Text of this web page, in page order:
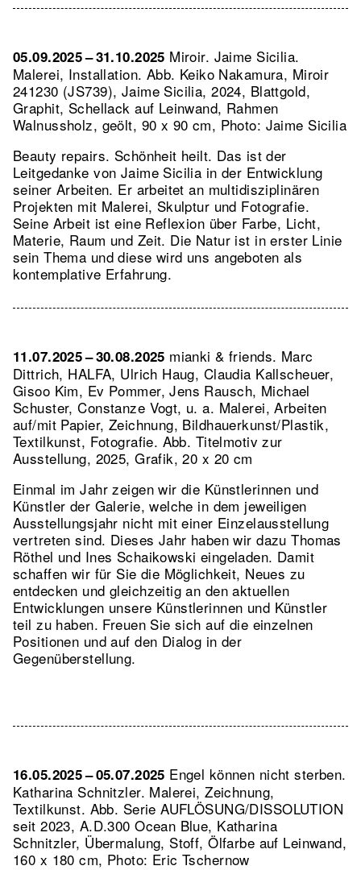
05.09.2025 – 31.10.2025 Miroir. Jaime Sicilia.
Malerei, Installation. Abb. Keiko Nakamura, Miroir
241230 (JS739), Jaime Sicilia, 2024, Blattgold,
Graphit, Schellack auf Leinwand, Rahmen
Walnussholz, geölt, 90 x 90 cm, Photo: Jaime Sicilia
Beauty repairs. Schönheit heilt. Das ist der
Leitgedanke von Jaime Sicilia in der Entwicklung
seiner Arbeiten. Er arbeitet an multidisziplinären
Projekten mit Malerei, Skulptur und Fotografie.
Seine Arbeit ist eine Reflexion über Farbe, Licht,
Materie, Raum und Zeit. Die Natur ist in erster Linie
sein Thema und diese wird uns angeboten als
kontemplative Erfahrung.
11.07.2025 – 30.08.2025 mianki & friends. Marc
Dittrich, HALFA, Ulrich Haug, Claudia Kallscheuer,
Gisoo Kim, Ev Pommer, Jens Rausch, Michael
Schuster, Constanze Vogt, u. a. Malerei, Arbeiten
auf/mit Papier, Zeichnung, Bildhauerkunst/Plastik,
Textilkunst, Fotografie. Abb. Titelmotiv zur
Ausstellung, 2025, Grafik, 20 x 20 cm
Einmal im Jahr zeigen wir die Künstlerinnen und
Künstler der Galerie, welche in dem jeweiligen
Ausstellungsjahr nicht mit einer Einzelausstellung
vertreten sind. Dieses Jahr haben wir dazu Thomas
Röthel und Ines Schaikowski eingeladen. Damit
schaffen wir für Sie die Möglichkeit, Neues zu
entdecken und gleichzeitig an den aktuellen
Entwicklungen unsere Künstlerinnen und Künstler
teil zu haben. Freuen Sie sich auf die einzelnen
Positionen und auf den Dialog in der
Gegenüberstellung.
16.05.2025 – 05.07.2025 Engel können nicht sterben.
Katharina Schnitzler. Malerei, Zeichnung,
Textilkunst. Abb. Serie AUFLÖSUNG/DISSOLUTION
seit 2023, A.D.300 Ocean Blue, Katharina
Schnitzler, Übermalung, Stoff, Ölfarbe auf Leinwand,
160 x 180 cm, Photo: Eric Tschernow